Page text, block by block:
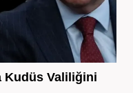
Kudüs Valiliğini